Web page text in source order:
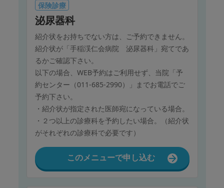
保険診療
泌尿器科
紹介状をお持ちでない方は、ご予約できません。
紹介状が「手稲渓仁会病院 泌尿器科」宛てであ
るかご確認下さい。
以下の場合、WEB予約はご利用せず、当院「予
約センター（011-685-2990）」までお電話でご
予約下さい。
・紹介状が指定された医師宛になっている場合。
・２つ以上の診療科を予約したい場合。（紹介状
がそれぞれの診療科で必要です）
このメニューで申し込む